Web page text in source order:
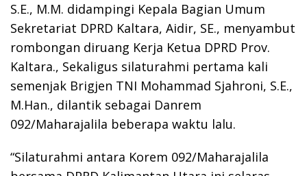
S.E., M.M. didampingi Kepala Bagian Umum
Sekretariat DPRD Kaltara, Aidir, SE., menyambut
rombongan diruang Kerja Ketua DPRD Prov.
Kaltara., Sekaligus silaturahmi pertama kali
semenjak Brigjen TNI Mohammad Sjahroni, S.E.,
M.Han., dilantik sebagai Danrem
092/Maharajalila beberapa waktu lalu.
“Silaturahmi antara Korem 092/Maharajalila